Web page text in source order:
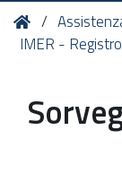
Tu
sei
Home
IMER -